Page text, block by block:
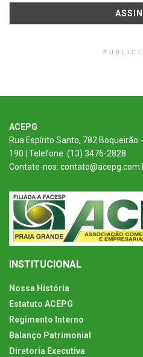
ACEPG
Rua Espírito Santo, 782 Boqueirão
190 | Telefone: (13) 3476-2828
Contate-nos:
INSTITUCIONAL
Nossa História
Estatuto ACEPG
Regimento Interno
Balanço Patrimonial
Diretoria Executiva